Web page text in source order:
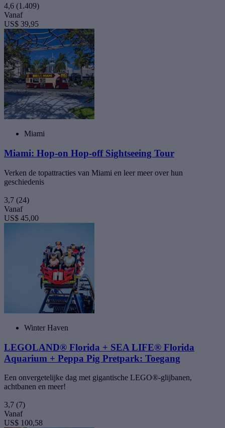
4,6 (1.409)
Vanaf
US$ 39,95
Miami
Miami: Hop-on Hop-off Sightseeing Tour
Verken de topattracties van Miami en leer meer over hun
geschiedenis
3,7 (24)
Vanaf
US$ 45,00
Winter Haven
LEGOLAND® Florida + SEA LIFE® Florida
Aquarium + Peppa Pig Pretpark: Toegang
Een onvergetelijke dag met gigantische LEGO®-glijbanen,
achtbanen en meer!
3,7 (7)
Vanaf
US$ 100,58